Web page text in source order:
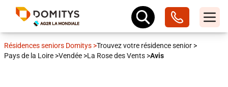
Résidences seniors Domitys >Trouvez votre résidence senior >
Pays de la Loire >Vendée >La Rose des Vents >Avis